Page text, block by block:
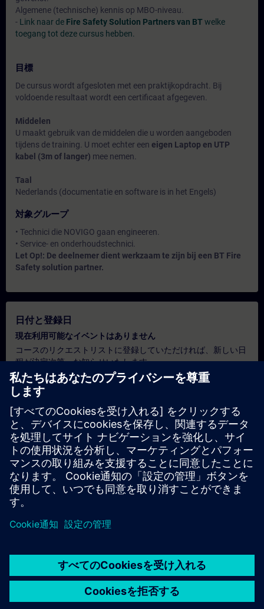
explore timeline
Algemene (technische) kennis op MBO-niveau.
- Link naar de Fire Safety Solution Partners van BTwelke
toegang tot deze cursus hebben.
目標
De cursus wordt afgesloten met een praktijkopdracht. Bij
voldoende resultaat wordt een certificaat afgegeven.
Middelen
U maakt gebruik van de middelen die u worden aangeboden
tijdens de training. U moet echter een eigen Laptop en UTP
kabel (3m of langer) mee nemen.
Taal
Nederlands (documentatie en software is in het Engels)
対象グループ
• Technici die NOVIGO gaan engineeren.
• Service- en onderhoudstechnici.
Let Op!: De deelnemer dient werkzaam te zijn bij een BT Fire
Safety solution partner.
日付と登録日
現在利用可能なイベントはありません
コースのリクエストリストに登録していただければ、新しい日
程が決定次第、お知らせいたします。
通知サービスを有効にする
個別見積もり
本トレーニングの標準価格表（例：購買部門向け）をご希望の
場合は、以下のリンクをクリックしてください。まず、お客様
の基本情報をご入力いただくと、その後、見積書がメールで送
付されます。